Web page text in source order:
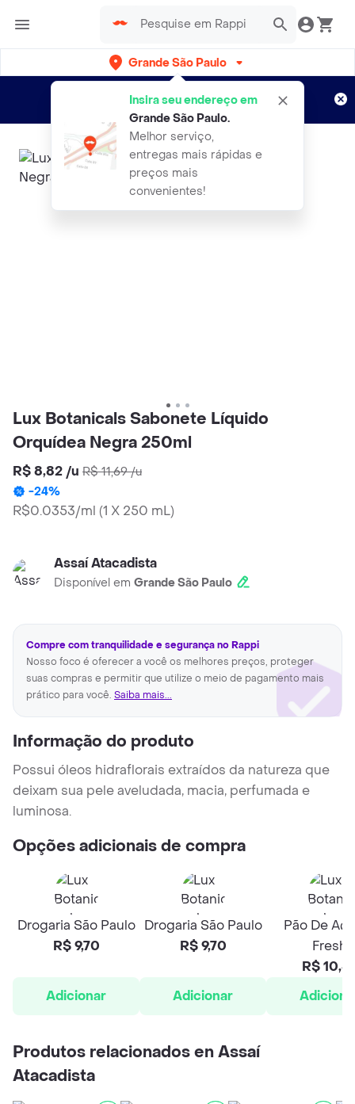
Grande São Paulo
Insira seu endereço em
Grande São Paulo.
Melhor serviço,
entregas mais rápidas e
preços mais
convenientes!
Entregas grátis por 15 dias!
Aplicam T&C
Lux Botanicals Sabonete Líquido
Orquídea Negra 250ml
R$ 8,82 /u R$ 11,69/u
-24%
R$0.0353/ml (1 X 250 mL)
Assaí Atacadista
Disponível em Grande São Paulo
Compre com tranquilidade e segurança no Rappi
Nosso foco é oferecer a você os melhores preços, proteger
suas compras e permitir que utilize o meio de pagamento mais
prático para você. Saiba mais...
Informação do produto
Possui óleos hidraflorais extraídos da natureza que
deixam sua pele aveludada, macia, perfumada e
luminosa.
Opções adicionais de compra
Drogaria São Paulo
R$ 9,70
Adicionar
Drogaria São Paulo
R$ 9,70
Adicionar
Pão De
Fresh
R$
Produtos relacionados en Assaí
Atacadista